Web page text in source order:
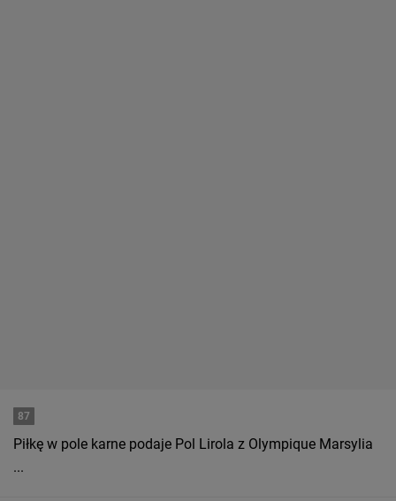
87
Piłkę w pole karne podaje Pol Lirola z Olympique Marsylia
...